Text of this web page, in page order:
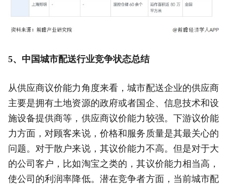
5、中国城市配送行业竞争状态总结
从供应商议价能力角度来看，城市配送企业的供应商
主要是拥有土地资源的政府或者国企、信息技术和设
施设备提供商等，供应商议价能力较强。下游议价能
力方面，对顾客来说，价格和服务质量是其最关心的
问题。对于散户来说，其议价能力不高。但是对于大
的公司客户，比如淘宝之类的，其议价能力相当高，
使公司的利润率降低。潜在竞争者方面，当前城市配